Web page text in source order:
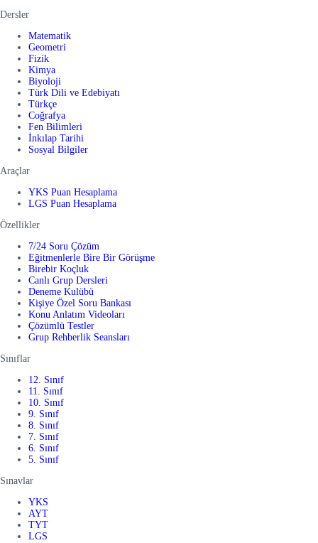
Dersler
Matematik
Geometri
Fizik
Kimya
Biyoloji
Türk Dili ve Edebiyatı
Türkçe
Coğrafya
Fen Bilimleri
İnkılap Tarihi
Sosyal Bilgiler
Araçlar
YKS Puan Hesaplama
LGS Puan Hesaplama
Özellikler
7/24 Soru Çözüm
Eğitmenlerle Bire Bir Görüşme
Birebir Koçluk
Canlı Grup Dersleri
Deneme Kulübü
Kişiye Özel Soru Bankası
Konu Anlatım Videoları
Çözümlü Testler
Grup Rehberlik Seansları
Sınıflar
12. Sınıf
11. Sınıf
10. Sınıf
9. Sınıf
8. Sınıf
7. Sınıf
6. Sınıf
5. Sınıf
Sınavlar
YKS
AYT
TYT
LGS